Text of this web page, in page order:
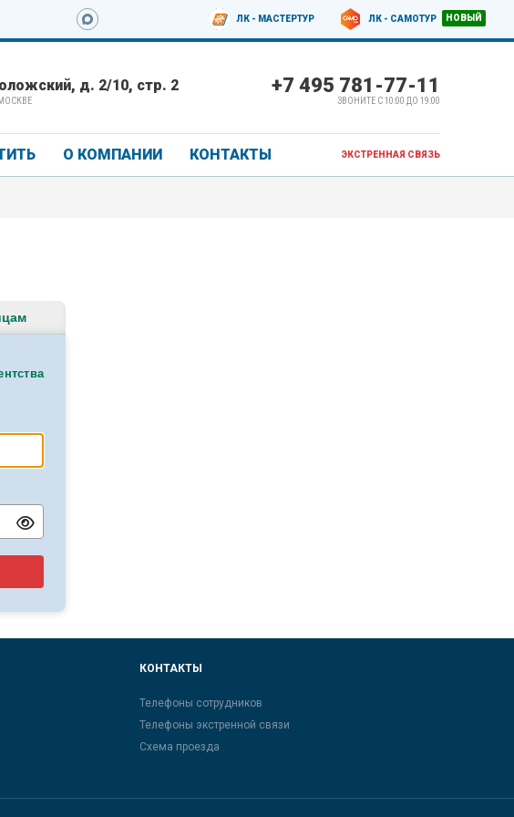
ЛК - МАСТЕРТУР ЛК - САМОТУР
д. 2/10, стр. 2 +7 495 781-77-11
ЗВОНИТЕ С 10:00 ДО 19:00
О КОМПАНИИ КОНТАКТЫ ЭКСТРЕННАЯ СВЯЗЬ
КОНТАКТЫ
Телефоны сотрудников
Телефоны экстренной связи
Схема проезда